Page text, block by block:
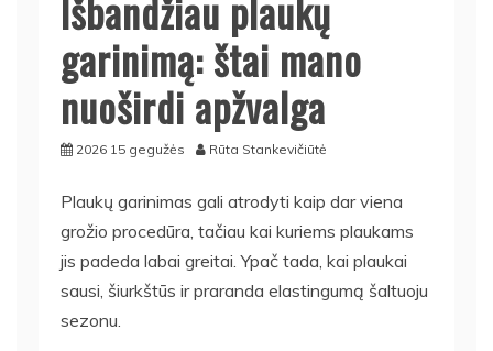
garinimą: štai mano
nuoširdi apžvalga
2026 15 gegužės Rūta Stankevičiūtė
Plaukų garinimas gali atrodyti kaip dar viena
grožio procedūra, tačiau kai kuriems plaukams
jis padeda labai greitai. Ypač tada, kai plaukai
sausi, šiurkštūs ir praranda elastingumą šaltuoju
sezonu.